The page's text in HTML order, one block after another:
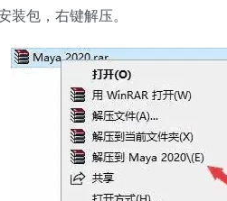
装包，右键解压。